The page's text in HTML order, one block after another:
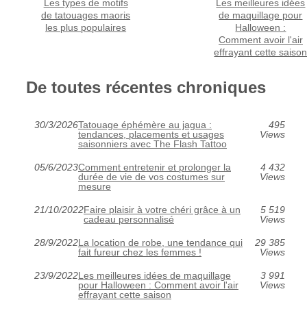
Les types de motifs
de tatouages maoris
les plus populaires
Les meilleures idées
de maquillage pour
Halloween :
Comment avoir l'air
effrayant cette saison
De toutes récentes chroniques
30/3/2026Tatouage éphémère au jagua :
tendances, placements et usages
saisonniers avec The Flash Tattoo
495
Views
05/6/2023Comment entretenir et prolonger la
durée de vie de vos costumes sur
mesure
4 432
Views
21/10/2022Faire plaisir à votre chéri grâce à un
cadeau personnalisé
5 519
Views
28/9/2022La location de robe, une tendance qui
fait fureur chez les femmes !
29 385
Views
23/9/2022Les meilleures idées de maquillage
pour Halloween : Comment avoir l'air
effrayant cette saison
3 991
Views